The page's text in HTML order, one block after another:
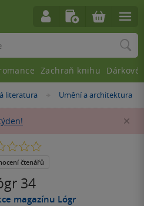
literatura »
Umění a architektura
34
magazínu Lógr
čtenářů
Zachraň knihu Dárkové